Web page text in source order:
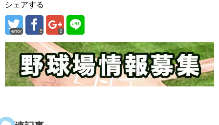
シェアする
error 0